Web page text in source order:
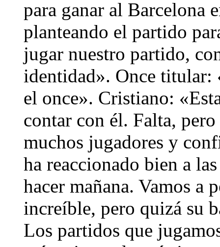
para ganar al Barcelona
planteando el partido
jugar nuestro partido,
identidad». Once titular:
el once». Cristiano:
contar con él. Falta,
muchos jugadores y
ha reaccionado bien a
hacer mañana. Vamos a
increíble, pero quizá su
Los partidos que